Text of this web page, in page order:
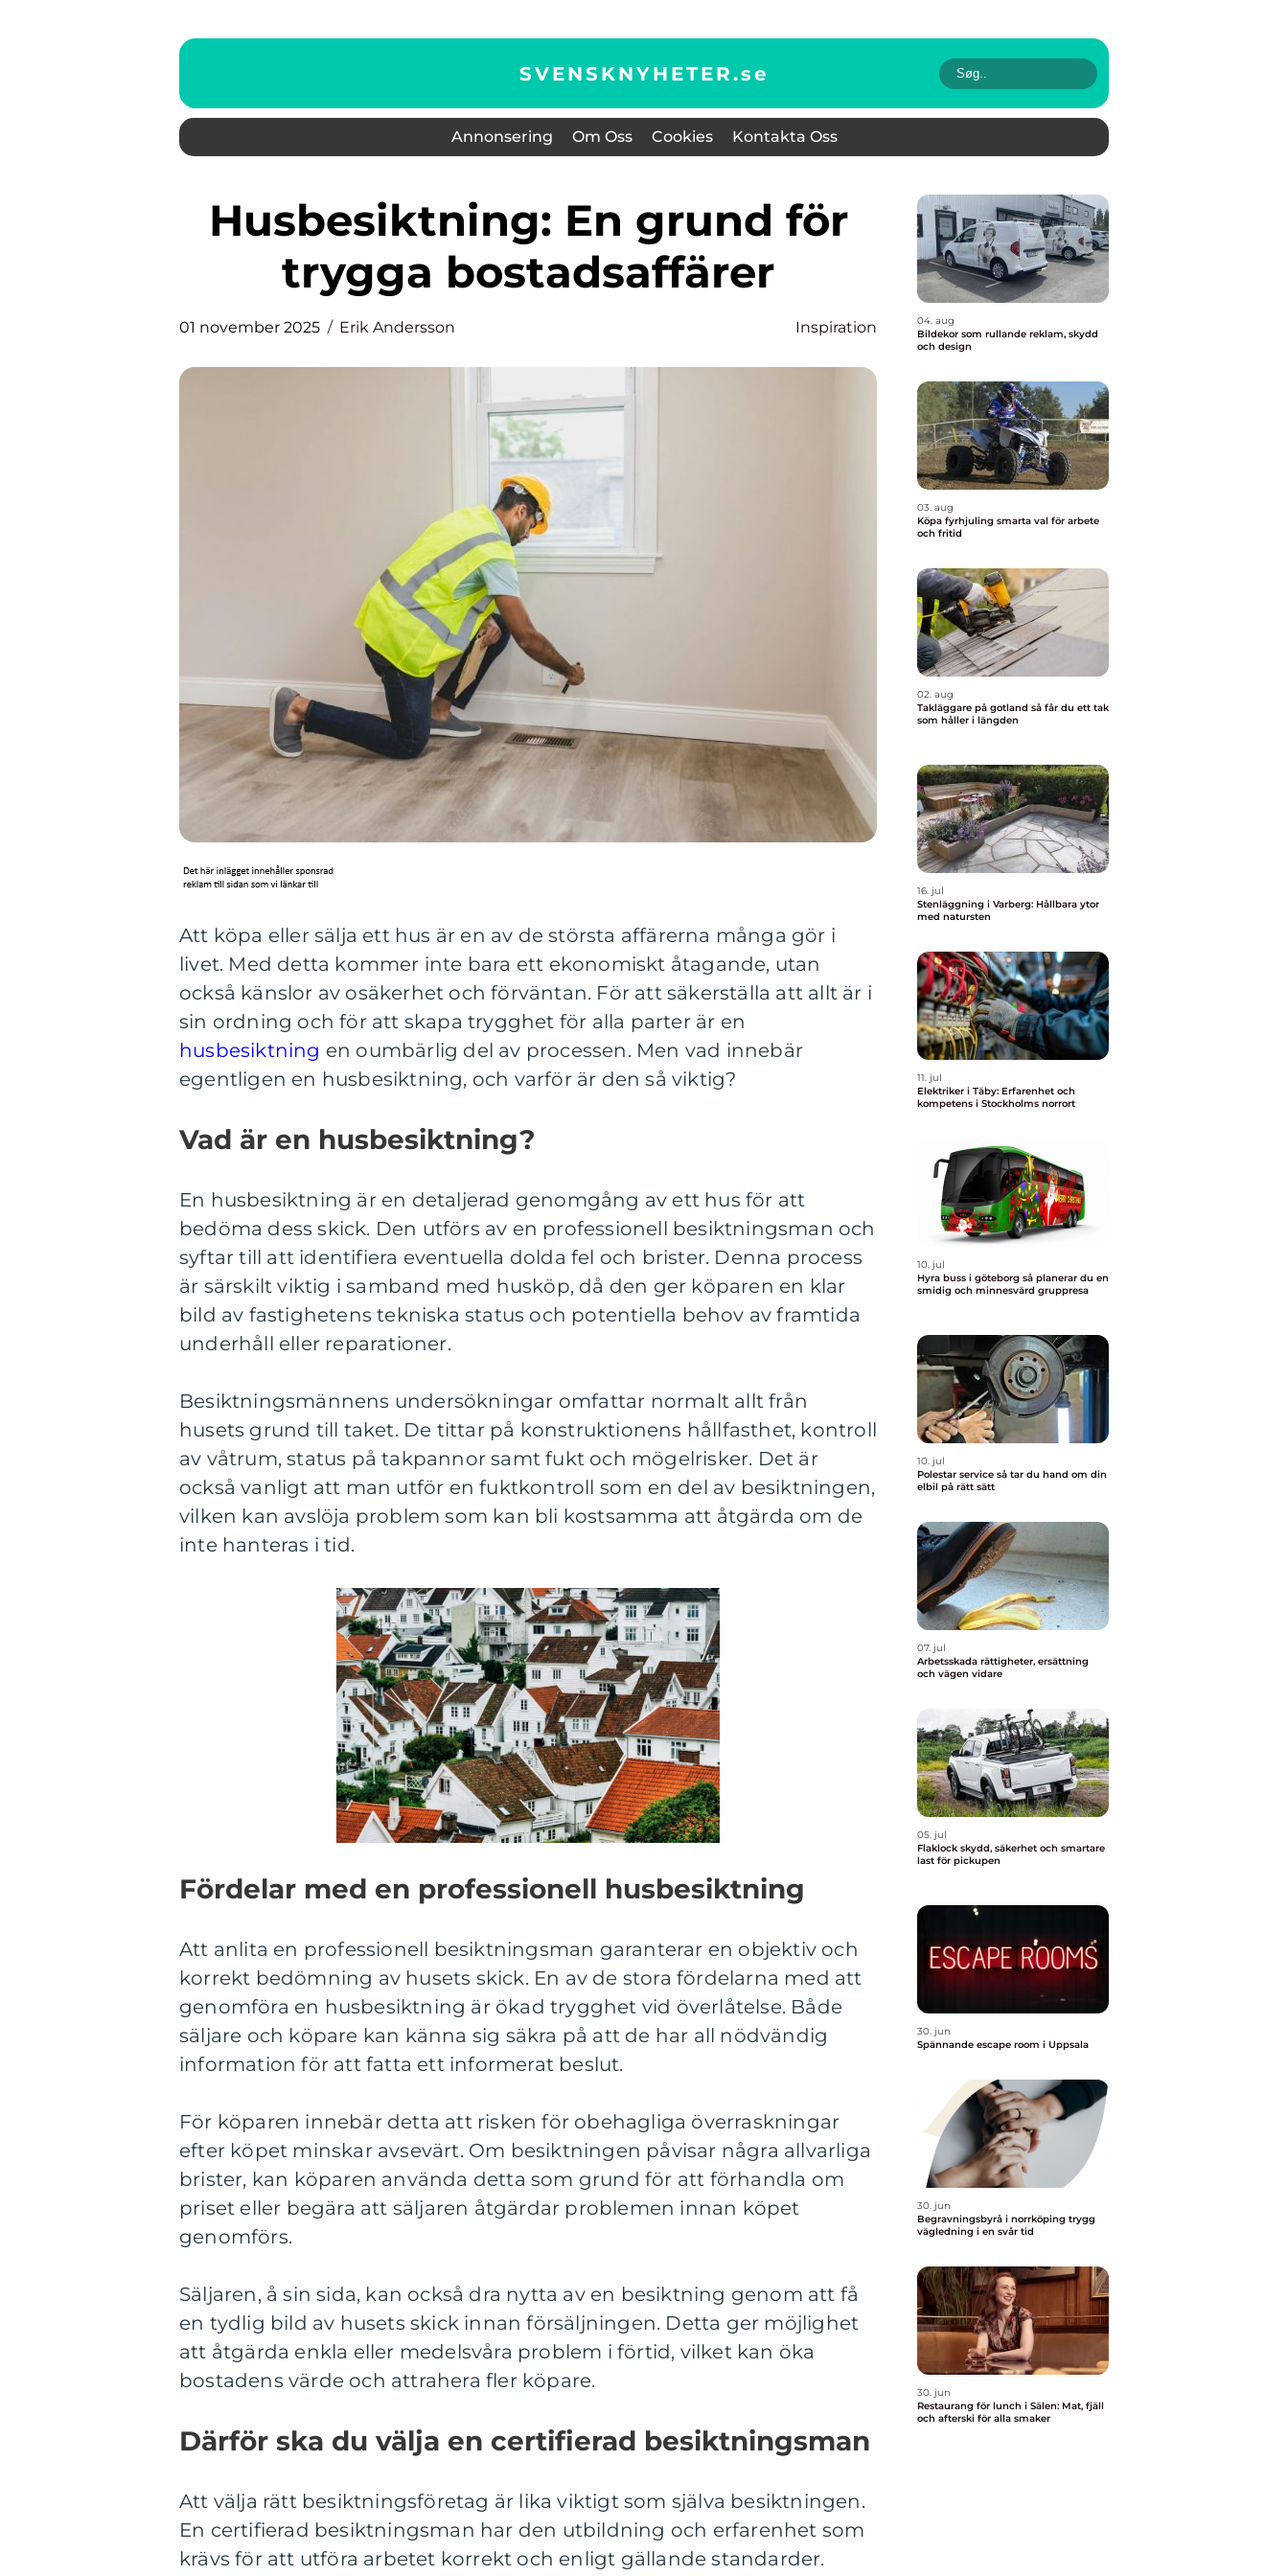
SVENSKNYHETER.se
Annonsering Om Oss Cookies Kontakta Oss
Husbesiktning: En grund för
trygga bostadsaffärer
01 november 2025 Erik Andersson Inspiration
Att köpa eller sälja ett hus är en av de största affärerna många gör i
livet. Med detta kommer inte bara ett ekonomiskt åtagande, utan
också känslor av osäkerhet och förväntan. För att säkerställa att allt är i
sin ordning och för att skapa trygghet för alla parter är en
husbesiktning en oumbärlig del av processen. Men vad innebär
egentligen en husbesiktning, och varför är den så viktig?
Vad är en husbesiktning?
En husbesiktning är en detaljerad genomgång av ett hus för att
bedöma dess skick. Den utförs av en professionell besiktningsman och
syftar till att identifiera eventuella dolda fel och brister. Denna process
är särskilt viktig i samband med husköp, då den ger köparen en klar
bild av fastighetens tekniska status och potentiella behov av framtida
underhåll eller reparationer.
Besiktningsmännens undersökningar omfattar normalt allt från
husets grund till taket. De tittar på konstruktionens hållfasthet, kontroll
av våtrum, status på takpannor samt fukt och mögelrisker. Det är
också vanligt att man utför en fuktkontroll som en del av besiktningen,
vilken kan avslöja problem som kan bli kostsamma att åtgärda om de
inte hanteras i tid.
Fördelar med en professionell husbesiktning
Att anlita en professionell besiktningsman garanterar en objektiv och
korrekt bedömning av husets skick. En av de stora fördelarna med att
genomföra en husbesiktning är ökad trygghet vid överlåtelse. Både
säljare och köpare kan känna sig säkra på att de har all nödvändig
information för att fatta ett informerat beslut.
För köparen innebär detta att risken för obehagliga överraskningar
efter köpet minskar avsevärt. Om besiktningen påvisar några allvarliga
brister, kan köparen använda detta som grund för att förhandla om
priset eller begära att säljaren åtgärdar problemen innan köpet
genomförs.
Säljaren, å sin sida, kan också dra nytta av en besiktning genom att få
en tydlig bild av husets skick innan försäljningen. Detta ger möjlighet
att åtgärda enkla eller medelsvåra problem i förtid, vilket kan öka
bostadens värde och attrahera fler köpare.
Därför ska du välja en certifierad besiktningsman
Att välja rätt besiktningsföretag är lika viktigt som själva besiktningen.
En certifierad besiktningsman har den utbildning och erfarenhet som
krävs för att utföra arbetet korrekt och enligt gällande standarder.
04. aug
Bildekor som rullande reklam, skydd
och design
03. aug
Köpa fyrhjuling smarta val för arbete
och fritid
02. aug
Takläggare på gotland så får du ett tak
som håller i längden
16. jul
Stenläggning i Varberg: Hållbara ytor
med natursten
11. jul
Elektriker i Täby: Erfarenhet och
kompetens i Stockholms norrort
10. jul
Hyra buss i göteborg så planerar du en
smidig och minnesvärd gruppresa
10. jul
Polestar service så tar du hand om din
elbil på rätt sätt
07. jul
Arbetsskada rättigheter, ersättning
och vägen vidare
05. jul
Flaklock skydd, säkerhet och smartare
last för pickupen
30. jun
Spännande escape room i Uppsala
30. jun
Begravningsbyrå i norrköping trygg
vägledning i en svår tid
30. jun
Restaurang för lunch i Sälen: Mat, fjäll
och afterski för alla smaker